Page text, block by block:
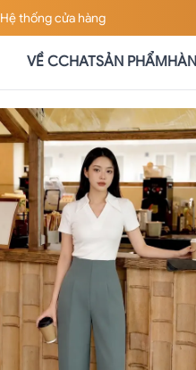
Hệ thống cửa hàng
VỀ CCHATSẢN PHẨM